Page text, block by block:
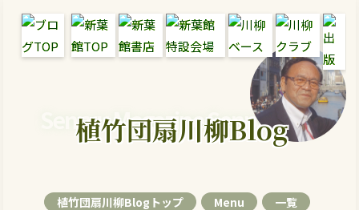
Senryu Magazine Senryu Blog
植竹団扇川柳Blog
植竹団扇川柳Blogトップ Menu 一覧